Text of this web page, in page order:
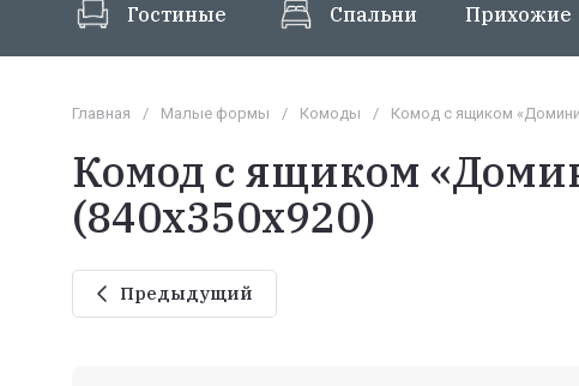
Гостиные Спальни Прихожие
Главная / Малые формы / Комоды / Комод с ящиком
Комод с ящиком
(840х350х920)
Предыдущий